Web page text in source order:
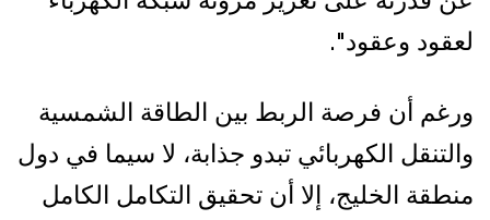
لعقود وعقود".
ورغم أن فرصة الربط بين الطاقة الشمسية
والتنقل الكهربائي تبدو جذابة، لا سيما في دول
منطقة الخليج، إلا أن تحقيق التكامل الكامل